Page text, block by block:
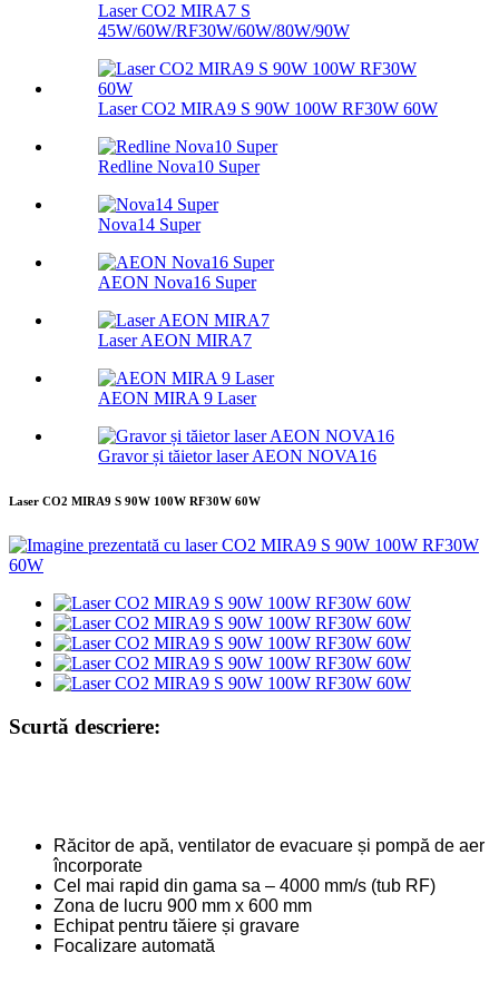
Laser CO2 MIRA7 S
45W/60W/RF30W/60W/80W/90W
Laser CO2 MIRA9 S 90W 100W RF30W 60W
Redline Nova10 Super
Nova14 Super
AEON Nova16 Super
Laser AEON MIRA7
AEON MIRA 9 Laser
Gravor și tăietor laser AEON NOVA16
Laser CO2 MIRA9 S 90W 100W RF30W 60W
Scurtă descriere:
Răcitor de apă, ventilator de evacuare și pompă de aer
încorporate
Cel mai rapid din gama sa – 4000 mm/s (tub RF)
Zona de lucru 900 mm x 600 mm
Echipat pentru tăiere și gravare
Focalizare automată